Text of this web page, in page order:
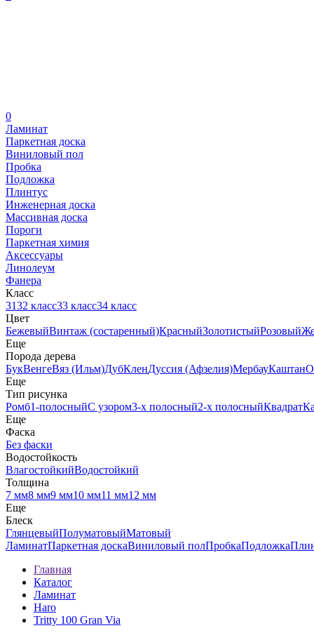
0
Ламинат
Паркетная доска
Виниловый пол
Пробка
Подложка
Плинтус
Инженерная доска
Массивная доска
Пороги
Паркетная химия
Аксессуары
Линолеум
Фанера
Класс
3132 класс33 класс34 класс
Цвет
БежевыйВинтаж (состаренный)КрасныйЗолотистыйРозовый
Еще
Порода дерева
БукВенгеВяз (Ильм)ДубКленДуссия (Афзелия)МербауКаштан
Еще
Тип рисунка
Ромб1-полосныйС узором3-х полосный2-х полосныйКвадрат
Еще
Фаска
Без фаски
Водостойкость
ВлагостойкийВодостойкий
Толщина
7 мм8 мм9 мм10 мм11 мм12 мм
Еще
Блеск
ГлянцевыйПолуматовыйМатовый
ЛаминатПаркетная доскаВиниловый полПробкаПодложка
Главная
Каталог
Ламинат
Haro
Tritty 100 Gran Via